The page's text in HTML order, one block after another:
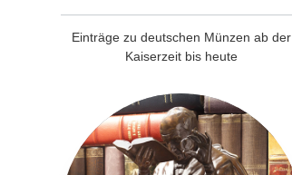
Einträge zu deutschen Münzen ab der
Kaiserzeit bis heute